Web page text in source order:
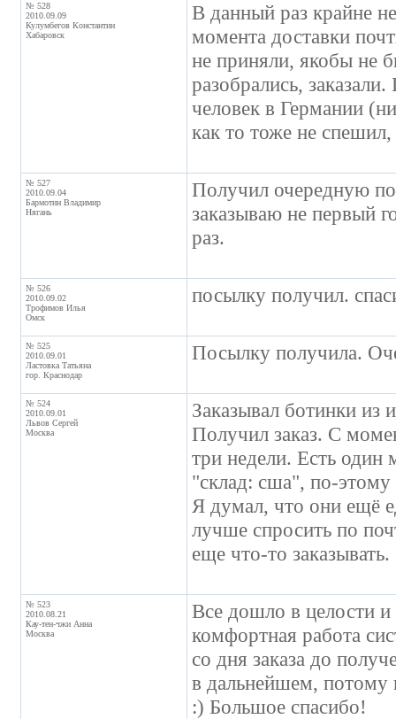
№ 528
2010.09.09
Кулумбегов Константин
Хабаровск
В данный раз крайне
момента доставки
не приняли, якобы не
разобрались,
человек в Германии
как то тоже не
№ 527
2010.09.04
Бармотин Владимир
Нягань
Получил очередную
заказываю не первый
раз.
№ 526
2010.09.02
Трофимов Илья
Омск
посылку получил.
№ 525
2010.09.01
Ластовка Татьяна
гор. Краснодар
Посылку получила.
№ 524
2010.09.01
Львов Сергей
Москва
Заказывал ботинки
Получил заказ. С
три недели. Есть один
"склад: сша", по-этому
Я думал, что они ещё
лучше спросить по
еще что-то заказывать.
№ 523
2010.08.21
Кау-тен-чжи Анна
Москва
Все дошло в целости
комфортная работа
со дня заказа до
в дальнейшем, потому
:) Большое спасибо!